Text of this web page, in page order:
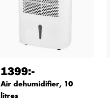
1399:-
Air dehumidifier, 10
litres